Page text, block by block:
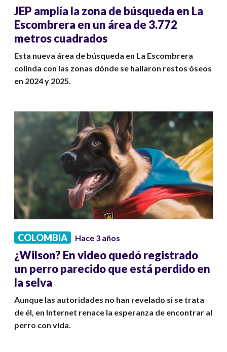
JEP amplía la zona de búsqueda en La
Escombrera en un área de 3.772
metros cuadrados
Esta nueva área de búsqueda en La Escombrera
colinda con las zonas dónde se hallaron restos óseos
en 2024 y 2025.
COLOMBIA Hace 3 años
¿Wilson? En video quedó registrado
un perro parecido que está perdido en
la selva
Aunque las autoridades no han revelado si se trata
de él, en Internet renace la esperanza de encontrar al
perro con vida.